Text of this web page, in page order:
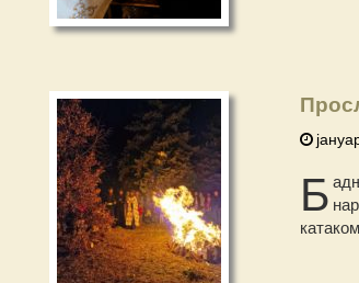
Б